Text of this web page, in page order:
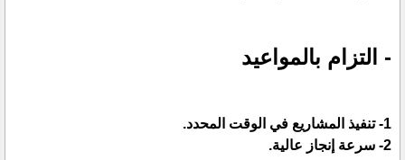
- التزام بالمواعيد
1- تنفيذ المشاريع في الوقت المحدد.
2- سرعة إنجاز عالية.